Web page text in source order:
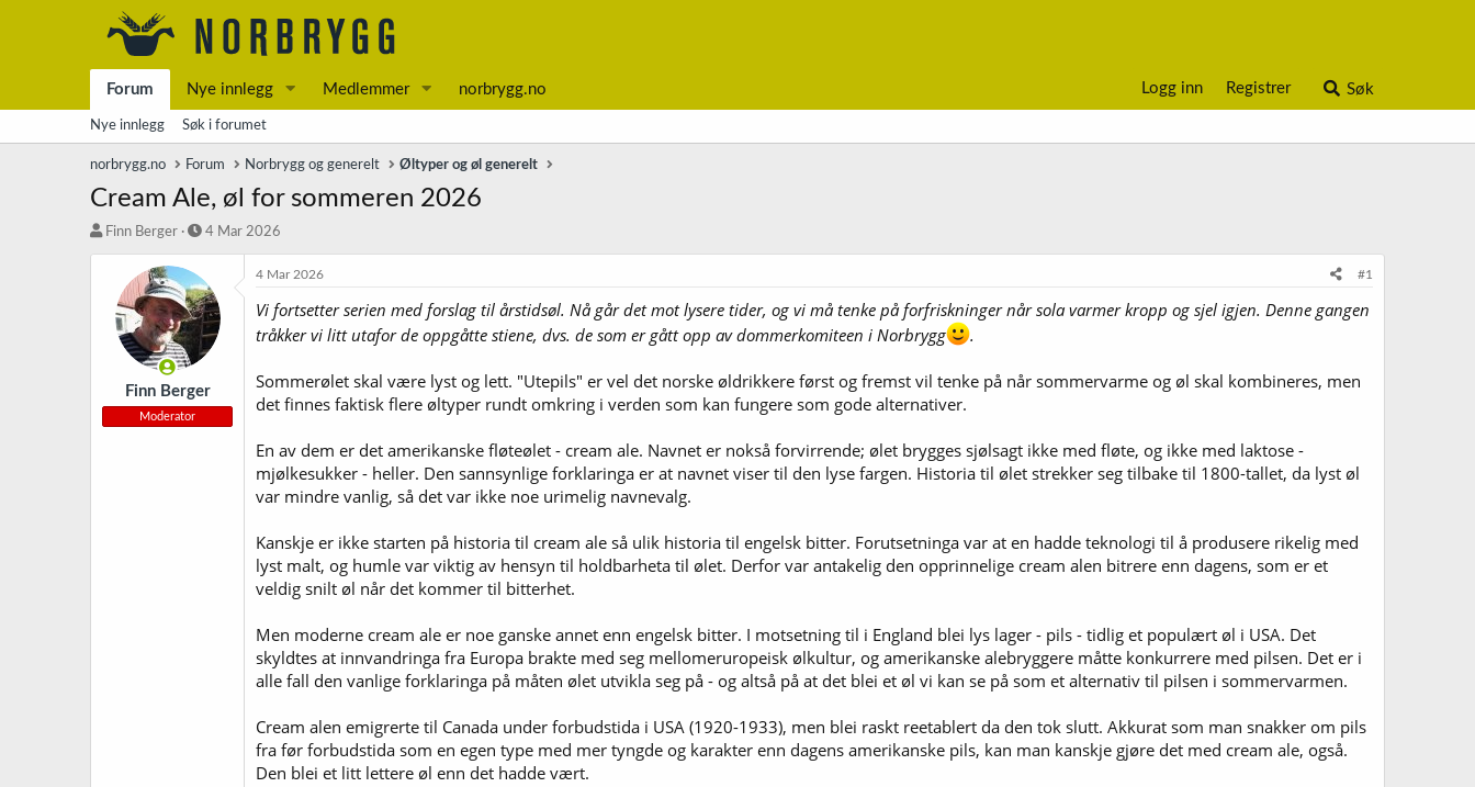
Forum Nye innlegg Medlemmer norbrygg.no Logg inn Registrer Søk
Nye innlegg Søk i forumet
norbrygg.no Forum Norbrygg og generelt Øltyper og øl generelt
Cream Ale, øl for sommeren 2026
T
e
r
Finn Berger
S
r
t
d
a
o
4 Mar 2026
Finn Berger
Moderator
4 Mar 2026 #1
Vi fortsetter serien med forslag til årstidsøl. Nå går det mot lysere tider, og vi må tenke på forfriskninger når sola varmer kropp og sjel igjen. Denne gangen
tråkker vi litt utafor de oppgåtte stiene, dvs. de som er gått opp av dommerkomiteen i Norbrygg
.
Sommerølet skal være lyst og lett. "Utepils" er vel det norske øldrikkere først og fremst vil tenke på når sommervarme og øl skal kombineres, men
det finnes faktisk flere øltyper rundt omkring i verden som kan fungere som gode alternativer.
En av dem er det amerikanske fløteølet - cream ale. Navnet er nokså forvirrende; ølet brygges sjølsagt ikke med fløte, og ikke med laktose -
mjølkesukker - heller. Den sannsynlige forklaringa er at navnet viser til den lyse fargen. Historia til ølet strekker seg tilbake til 1800-tallet, da lyst øl
var mindre vanlig, så det var ikke noe urimelig navnevalg.
Kanskje er ikke starten på historia til cream ale så ulik historia til engelsk bitter. Forutsetninga var at en hadde teknologi til å produsere rikelig med
lyst malt, og humle var viktig av hensyn til holdbarheta til ølet. Derfor var antakelig den opprinnelige cream alen bitrere enn dagens, som er et
veldig snilt øl når det kommer til bitterhet.
Men moderne cream ale er noe ganske annet enn engelsk bitter. I motsetning til i England blei lys lager - pils - tidlig et populært øl i USA. Det
skyldtes at innvandringa fra Europa brakte med seg mellomeruropeisk ølkultur, og amerikanske alebryggere måtte konkurrere med pilsen. Det er i
alle fall den vanlige forklaringa på måten ølet utvikla seg på - og altså på at det blei et øl vi kan se på som et alternativ til pilsen i sommervarmen.
Cream alen emigrerte til Canada under forbudstida i USA (1920-1933), men blei raskt reetablert da den tok slutt. Akkurat som man snakker om pils
fra før forbudstida som en egen type med mer tyngde og karakter enn dagens amerikanske pils, kan man kanskje gjøre det med cream ale, også.
Den blei et litt lettere øl enn det hadde vært.